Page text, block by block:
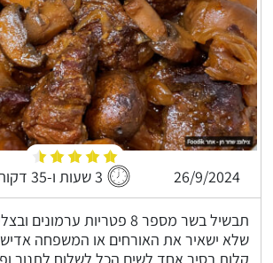
26/9/2024 3 שעות ו-35 דקות
תבשיל בשר מספר 8 פטריות
שלא ישאיר את האורחים או המשפחה
קלות בסיר אחד לשים הכל לשלוח לתנור